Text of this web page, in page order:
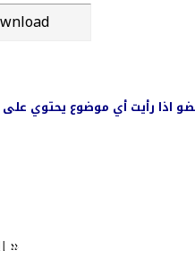
اذا رأيت أي موضوع يحتوي
«